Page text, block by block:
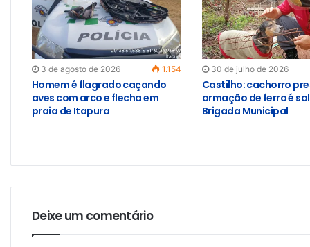
3 de agosto de 2026 1.154
Homem é flagrado caçando
aves com arco e flecha em
praia de Itapura
30 de julho de 2026
Castilho: cachorro
armação de ferro é
Brigada Municipal
Deixe um comentário